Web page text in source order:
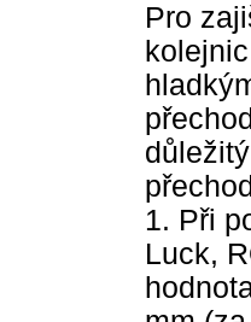
Pro
1. Při
Luck,